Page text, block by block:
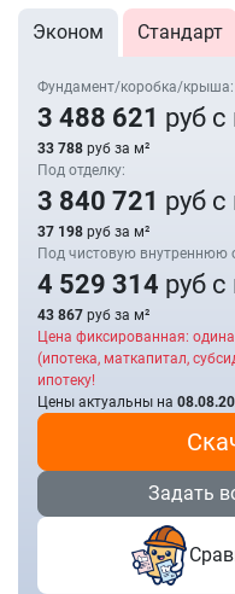
Эконом Стандарт
Фундамент/коробка/крыша:
3 488 621 руб
33 788 руб за м²
Под отделку:
3 840 721 руб
37 198 руб за м²
Под чистовую внутреннюю
4 529 314 руб
43 867 руб за м²
Цена фиксированная:
(ипотека, маткапитал,
ипотеку!
Цены актуальны на
Задать